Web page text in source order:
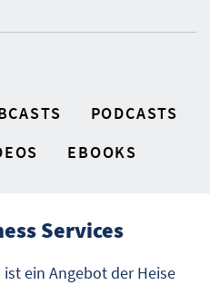
PODCASTS
EBOOKS
Services
ist ein Angebot der Heise